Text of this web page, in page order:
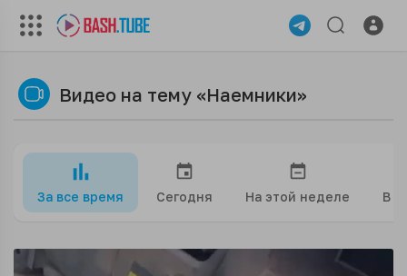
Видео на тему «Наемники»
За все время Сегодня На этой неделе В